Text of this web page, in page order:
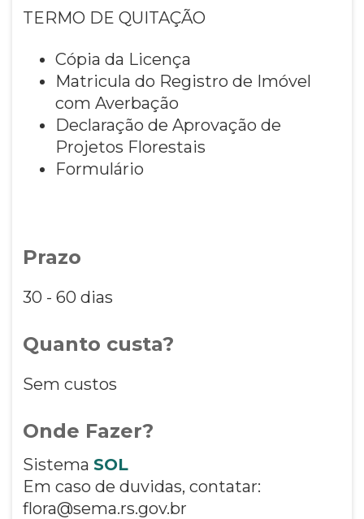
TERMO DE QUITAÇÃO
Cópia da Licença
Matricula do Registro de Imóvel
com Averbação
Declaração de Aprovação de
Projetos Florestais
Formulário
Prazo
30 - 60 dias
Quanto custa?
Sem custos
Onde Fazer?
Sistema SOL
Em caso de duvidas, contatar:
flora@sema.rs.gov.br